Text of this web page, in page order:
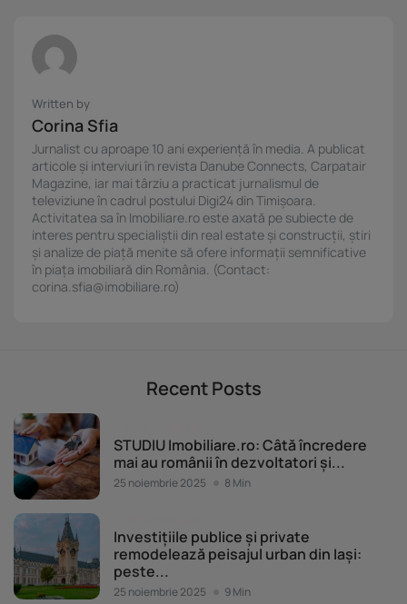
Written by
Corina Sfia
Jurnalist cu aproape 10 ani experiență în media. A publicat
articole și interviuri în revista Danube Connects, Carpatair
Magazine, iar mai târziu a practicat jurnalismul de
televiziune în cadrul postului Digi24 din Timișoara.
Activitatea sa în Imobiliare.ro este axată pe subiecte de
interes pentru specialiștii din real estate și construcții, știri
și analize de piață menite să ofere informații semnificative
în piața imobiliară din România. (Contact:
corina.sfia@imobiliare.ro)
Recent Posts
STUDIU Imobiliare.ro: Câtă încredere
mai au românii în dezvoltatori și...
25 noiembrie 2025 8 Min
Investițiile publice și private
remodelează peisajul urban din Iași:
peste...
25 noiembrie 2025 9 Min